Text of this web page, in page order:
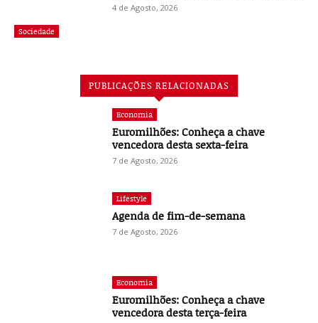
Sociedade
4 de Agosto, 2026
PUBLICAÇÕES RELACIONADAS
Economia
Euromilhões: Conheça a chave
vencedora desta sexta-feira
7 de Agosto, 2026
Lifestyle
Agenda de fim-de-semana
7 de Agosto, 2026
Economia
Euromilhões: Conheça a chave
vencedora desta terça-feira